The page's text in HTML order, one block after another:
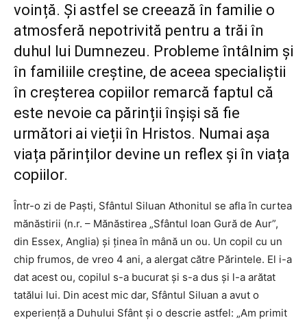
voință. Și astfel se creează în familie o
atmosferă nepotrivită pentru a trăi în
duhul lui Dumnezeu. Probleme întâlnim și
în familiile creștine, de aceea specialiștii
în creșterea copiilor remarcă faptul că
este nevoie ca părinții înșiși să fie
următori ai vieții în Hristos. Numai așa
viața părinților devine un reflex și în viața
copiilor.
Într-o zi de Paști, Sfântul Siluan Athonitul se afla în curtea
mănăstirii (n.r. – Mănăstirea „Sfântul Ioan Gură de Aur”,
din Essex, Anglia) și ținea în mână un ou. Un copil cu un
chip frumos, de vreo 4 ani, a alergat către Părintele. El i-a
dat acest ou, copilul s-a bucurat și s-a dus și l-a arătat
tatălui lui. Din acest mic dar, Sfântul Siluan a avut o
experiență a Duhului Sfânt și o descrie astfel: „Am primit